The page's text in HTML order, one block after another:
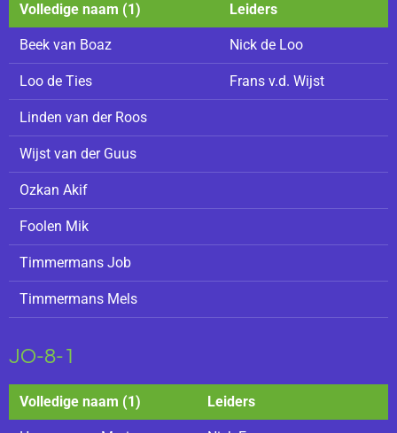
Volledige naam (1) Leiders
Beek van Boaz Nick de Loo
Loo de Ties Frans v.d. Wijst
Linden van der Roos
Wijst van der Guus
Ozkan Akif
Foolen Mik
Timmermans Job
Timmermans Mels
JO-8-1
Volledige naam (1) Leiders